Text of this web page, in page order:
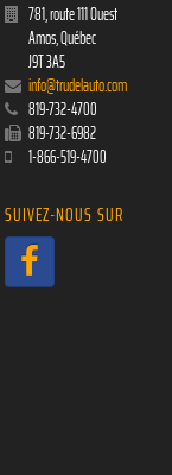
781, route 111 Ouest
Amos,Québec
J9T 3A5
info@trudelauto.com
819-732-4700
819-732-6982
1-866-519-4700
SUIVEZ-NOUS SUR